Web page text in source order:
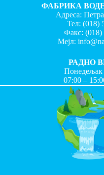
ФАБРИКА
Адреса:
Тел: (018)
Факс:(018)
Мејл:
РАДНО
Понедељак
07:00 –